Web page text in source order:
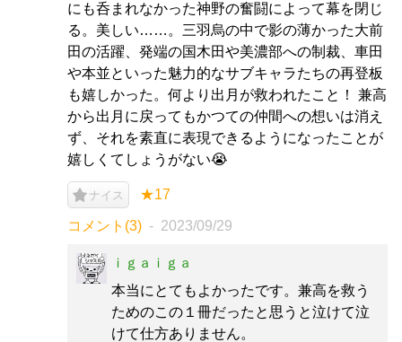
にも呑まれなかった神野の奮闘によって幕を閉じ
る。美しい……。三羽烏の中で影の薄かった大前
田の活躍、発端の国木田や美濃部への制裁、車田
や本並といった魅力的なサブキャラたちの再登板
も嬉しかった。何より出月が救われたこと！ 兼高
から出月に戻ってもかつての仲間への想いは消え
ず、それを素直に表現できるようになったことが
嬉しくてしょうがない😭
ナイス ★17
コメント(3) 2023/09/29
ｉｇａｉｇａ
本当にとてもよかったです。兼高を救う
ためのこの１冊だったと思うと泣けて泣
けて仕方ありません。